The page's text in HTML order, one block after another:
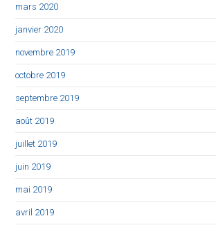
mars 2020
janvier 2020
novembre 2019
octobre 2019
septembre 2019
août 2019
juillet 2019
juin 2019
mai 2019
avril 2019